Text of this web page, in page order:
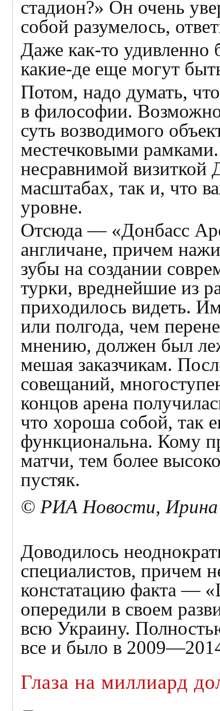
стадион?» Он очень
собой разумелось,
Даже как-то
какие-де еще могут
Потом, надо думать,
в философии.
суть возводимого
местечковыми
несравнимой визиткой
масштабах, так и, что
уровне.
Отсюда — «Донбасс
англичане, причем
зубы на создании
турки, вреднейшие из
приходилось видеть.
или полгода, чем
мнению, должен был
мешая заказчикам.
совещаний,
концов арена
что хороша собой, так
функциональна. Кому
матчи, тем более
пустяк.
© РИА Новости, Ирина
Доводилось
специалистов, причем
констатацию факта —
опередили в своем
всю Украину.
все и было в
Глаза на миллиард